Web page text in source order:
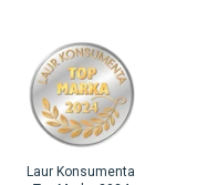
Laur Konsumenta